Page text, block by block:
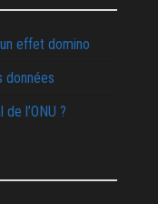
effet domino
données
l’ONU ?